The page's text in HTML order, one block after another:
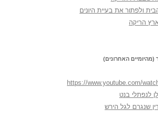
ולפתור את בעיית היונים
הריקה
(מהיומיים האחרונים)
https://www.youtube.com/
לנפתלי בנט
שנגרם לגל הירש